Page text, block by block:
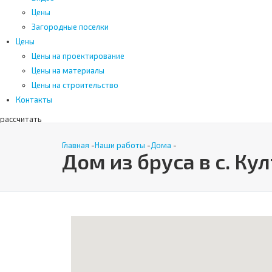
Цены
Загородные поселки
Цены
Цены на проектирование
Цены на материалы
Цены на строительство
Контакты
рассчитать
Главная -Наши работы -Дома -
Дом из бруса в с.